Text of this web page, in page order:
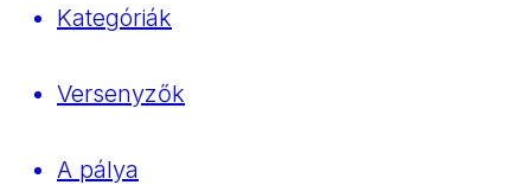
Kategóriák
Versenyzők
A pálya